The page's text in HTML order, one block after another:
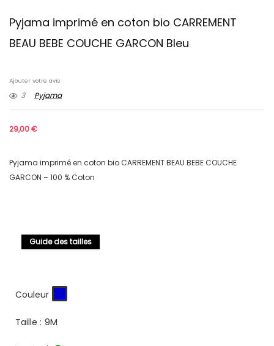
Pyjama imprimé en coton bio CARREMENT
BEAU BEBE COUCHE GARCON Bleu
Ajouter votre avis
3 Pyjama
29,00€
Pyjama imprimé en coton bio CARREMENT BEAU BEBE COUCHE
GARCON – 100 % Coton
Guide des tailles
Couleur
Taille : 9M